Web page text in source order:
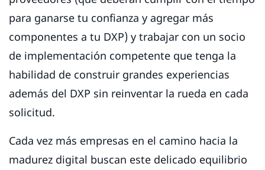
para ganarse tu confianza y agregar más
componentes a tu DXP) y trabajar con un socio
de implementación competente que tenga la
habilidad de construir grandes experiencias
además del DXP sin reinventar la rueda en cada
solicitud.
Cada vez más empresas en el camino hacia la
madurez digital buscan este delicado equilibrio